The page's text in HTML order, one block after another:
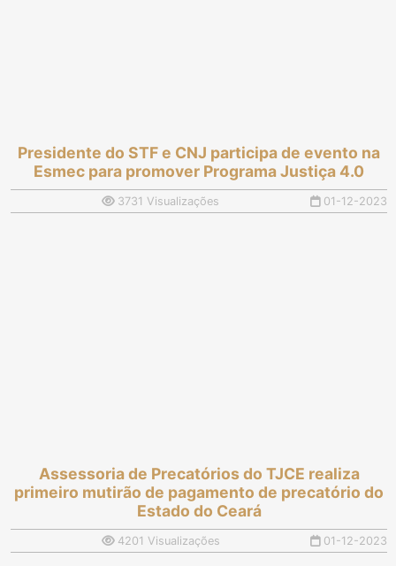
Presidente do STF e CNJ participa de evento na
Esmec para promover Programa Justiça 4.0
3731 Visualizações 01-12-2023
Assessoria de Precatórios do TJCE realiza
primeiro mutirão de pagamento de precatório do
Estado do Ceará
4201 Visualizações 01-12-2023